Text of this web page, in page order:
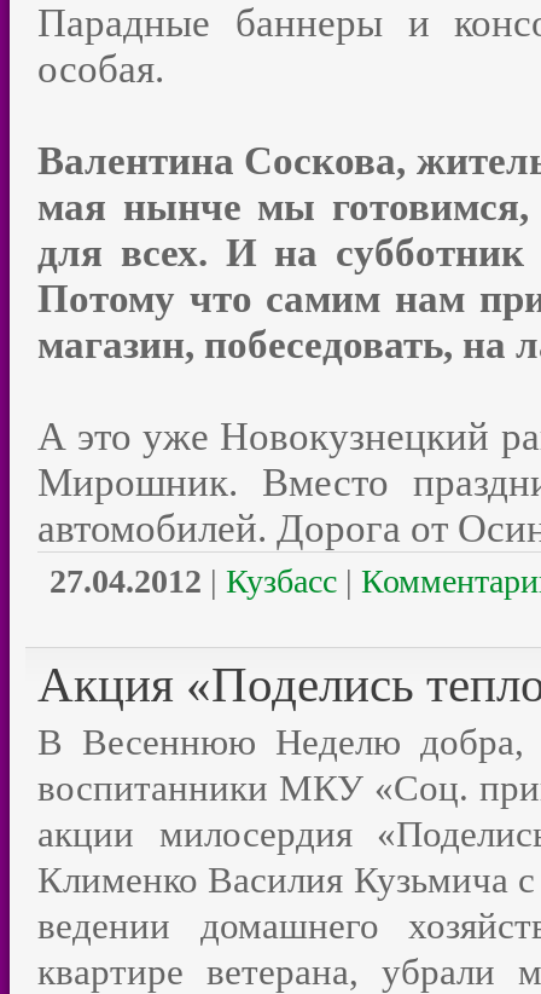
Парадные баннеры и
особая.
Валентина Соскова,
мая нынче мы готовимся,
для всех. И на
Потому что самим нам
магазин, побеседовать, на
А это уже Новокузнецкий
Мирошник. Вместо
автомобилей. Дорога от
27.04.2012 | Кузбасс |
Акция «Поделись
В Весеннюю Неделю добра,
воспитанники МКУ «Соц.
акции милосердия
Клименко Василия Кузьмича
ведении домашнего
квартире ветерана,